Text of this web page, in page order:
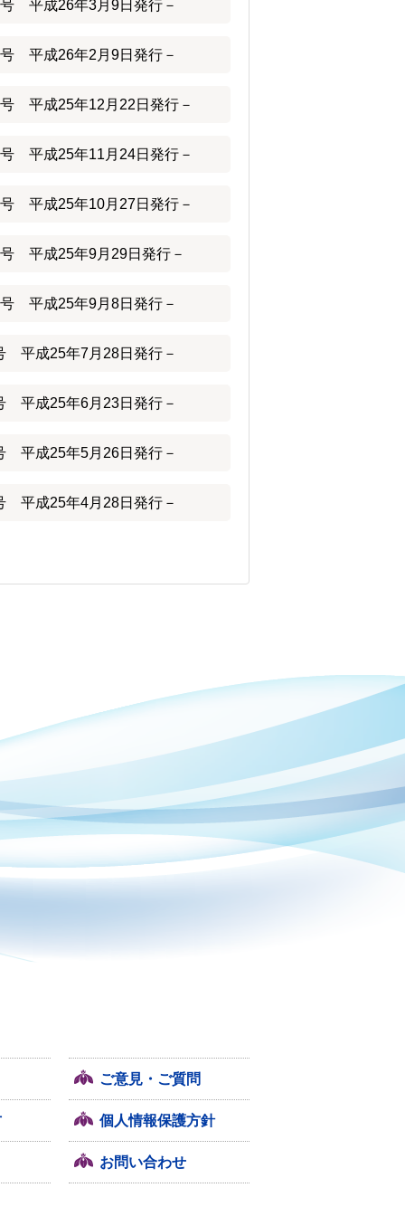
平成26年3月9日発行－
平成26年2月9日発行－
平成25年12月22日発行－
平成25年11月24日発行－
平成25年10月27日発行－
平成25年9月29日発行－
平成25年9月8日発行－
平成25年7月28日発行－
平成25年6月23日発行－
平成25年5月26日発行－
平成25年4月28日発行－
ご意見・ご質問
個人情報保護方針
お問い合わせ